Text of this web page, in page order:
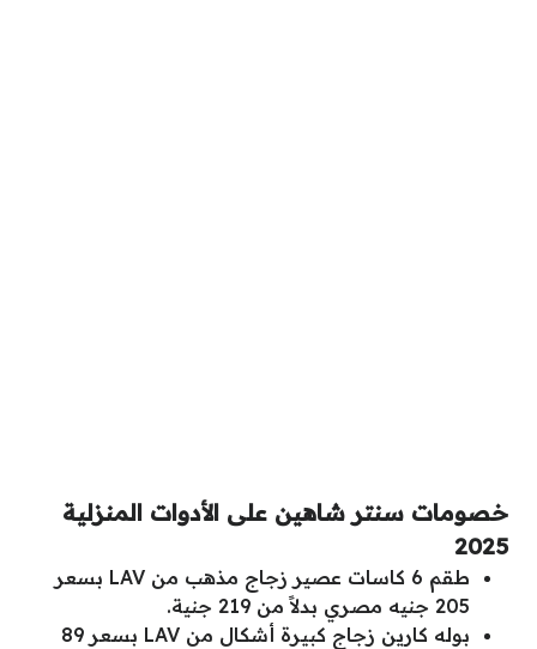
خصومات سنتر شاهين على الأدوات المنزلية
2025
طقم 6 كاسات عصير زجاج مذهب من LAV بسعر
205 جنيه مصري بدلاً من 219 جنية.
بوله كارين زجاج كبيرة أشكال من LAV بسعر 89